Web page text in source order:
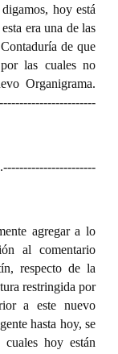
hoy está
era una de las
de que
las cuales no
Organigrama.
-----------------------
agregar a lo
al comentario
respecto de la
restringida por
a este nuevo
hasta hoy, se
hoy están